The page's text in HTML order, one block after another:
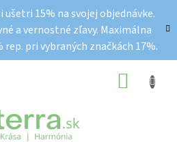
ušetri 15% na svojej objednávke.
a vernostné zľavy. Maximálna
rep. pri vybraných značkách 17%.